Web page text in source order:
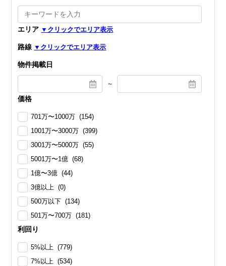
エリア
路線
物件掲載日
～
価格
701万〜1000万 (154)
1001万〜3000万 (399)
3001万〜5000万 (55)
5001万〜1億 (68)
1億〜3億 (44)
3億以上 (0)
500万以下 (134)
501万〜700万 (181)
利回り
5%以上 (779)
7%以上 (534)